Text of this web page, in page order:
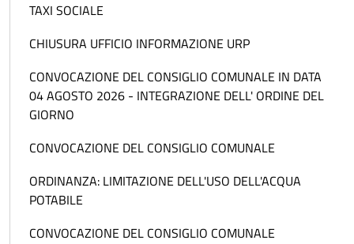
TAXI SOCIALE
CHIUSURA UFFICIO INFORMAZIONE URP
CONVOCAZIONE DEL CONSIGLIO COMUNALE IN DATA
04 AGOSTO 2026 - INTEGRAZIONE DELL' ORDINE DEL
GIORNO
CONVOCAZIONE DEL CONSIGLIO COMUNALE
ORDINANZA: LIMITAZIONE DELL'USO DELL'ACQUA
POTABILE
CONVOCAZIONE DEL CONSIGLIO COMUNALE